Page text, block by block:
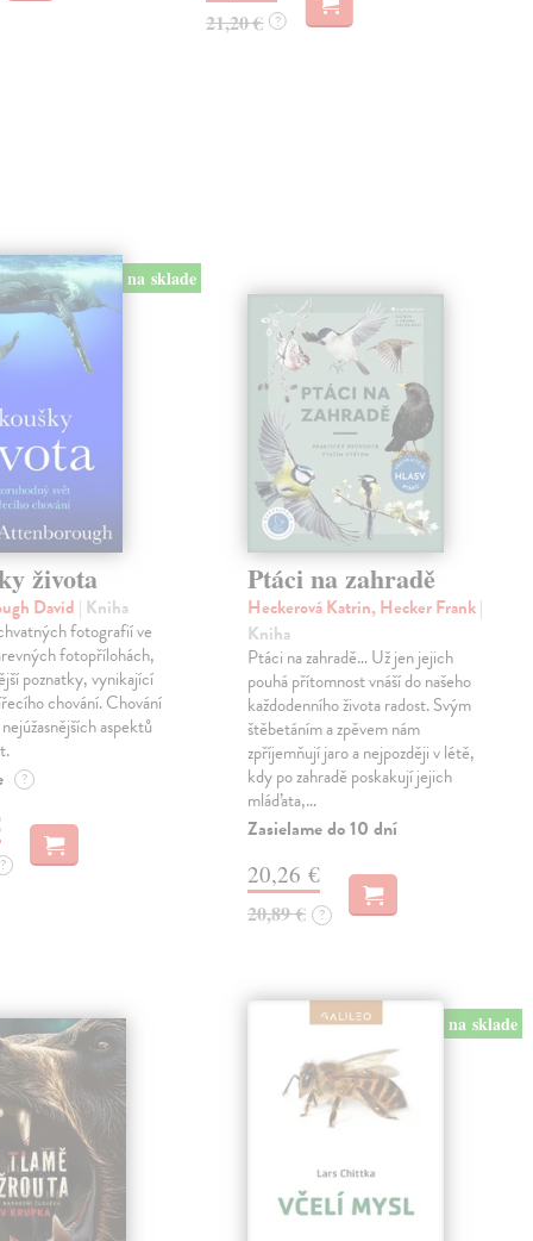
21,20 € ?
na sklade
života
David | Kniha
fotografií ve
fotopřílohách,
poznatky, vynikající
chování. Chování
aspektů
?
?
Ptáci na zahradě
Heckerová Katrin, Hecker Frank|
Kniha
Ptáci na zahradě… Už jen jejich
pouhá přítomnost vnáší do našeho
každodenního života radost. Svým
štěbetáním a zpěvem nám
zpříjemňují jaro a nejpozději v létě,
kdy po zahradě poskakují jejich
mláďata,…
Zasielame do 10 dní
20,26 €
20,89 € ?
na sklade